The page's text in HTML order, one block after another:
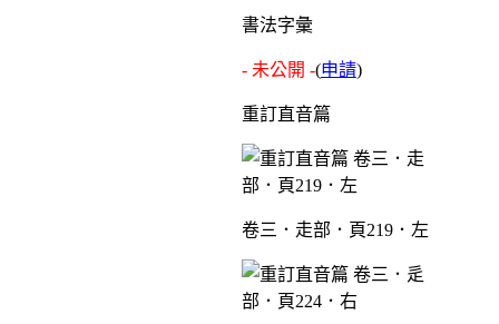
書法字彙
- 未公開 -(申請)
重訂直音篇
卷三．走部．頁219．左